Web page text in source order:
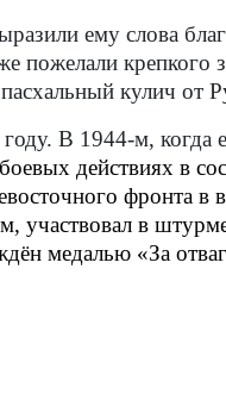
ему слова
пожелали крепкого
кулич от
В 1944-м, когда
действиях в
фронта в
участвовал в
медалью «За